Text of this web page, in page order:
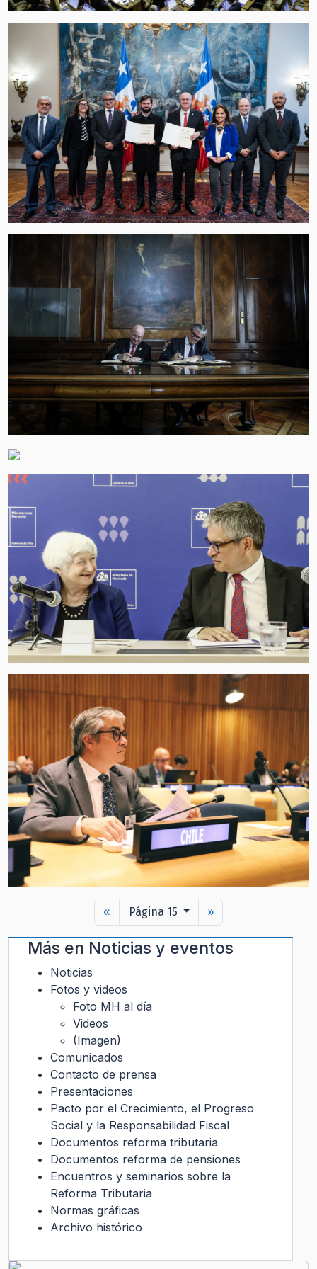
« Página 15 »
Más en Noticias y eventos
Noticias
Fotos y videos
Foto MH al día
Videos
(Imagen)
Comunicados
Contacto de prensa
Presentaciones
Pacto por el Crecimiento, el Progreso
Social y la Responsabilidad Fiscal
Documentos reforma tributaria
Documentos reforma de pensiones
Encuentros y seminarios sobre la
Reforma Tributaria
Normas gráficas
Archivo histórico